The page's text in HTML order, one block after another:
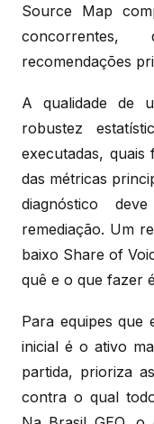
Source Map
recomendações
A qualidade de
robustez
executadas,
das métricas
diagnóstico
remediação. Um
baixo Share of
quê e o que fazer
Para equipes que
inicial é o ativo
partida, prioriza
contra o qual